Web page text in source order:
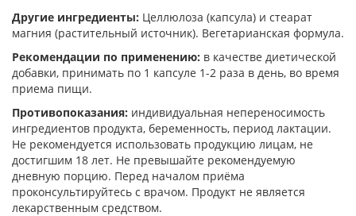
Другие ингредиенты: Целлюлоза (капсула) и стеарат
магния (растительный источник). Вегетарианская формула.
Рекомендации по применению: в качестве диетической
добавки, принимать по 1 капсуле 1-2 раза в день, во время
приема пищи.
Противопоказания: индивидуальная непереносимость
ингредиентов продукта, беременность, период лактации.
Не рекомендуется использовать продукцию лицам, не
достигшим 18 лет. Не превышайте рекомендуемую
дневную порцию. Перед началом приёма
проконсультируйтесь с врачом. Продукт не является
лекарственным средством.